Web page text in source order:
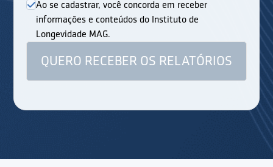
Ao se cadastrar, você concorda em receber
informações e conteúdos do Instituto de
Longevidade MAG.